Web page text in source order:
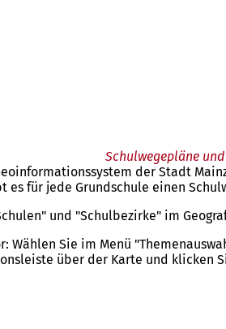
Schulwegepläne
der Stadt
für jede Grundschule einen
und "Schulbezirke" im
Wählen Sie im Menü
über der Karte und klicken